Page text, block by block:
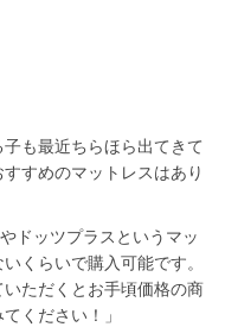
も最近ちらほら出てきて
すめのマットレスはあり
ドッツプラスというマッ
くらいで購入可能です。
ただくとお手頃価格の商
ください！」